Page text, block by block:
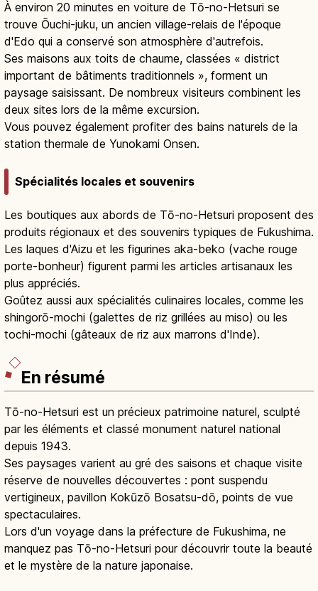
À environ 20 minutes en voiture de Tō-no-Hetsuri se
trouve Ōuchi-juku, un ancien village-relais de l'époque
d'Edo qui a conservé son atmosphère d'autrefois.
Ses maisons aux toits de chaume, classées « district
important de bâtiments traditionnels », forment un
paysage saisissant. De nombreux visiteurs combinent les
deux sites lors de la même excursion.
Vous pouvez également profiter des bains naturels de la
station thermale de Yunokami Onsen.
Spécialités locales et souvenirs
Les boutiques aux abords de Tō-no-Hetsuri proposent des
produits régionaux et des souvenirs typiques de Fukushima.
Les laques d'Aizu et les figurines aka-beko (vache rouge
porte-bonheur) figurent parmi les articles artisanaux les
plus appréciés.
Goûtez aussi aux spécialités culinaires locales, comme les
shingorō-mochi (galettes de riz grillées au miso) ou les
tochi-mochi (gâteaux de riz aux marrons d'Inde).
En résumé
Tō-no-Hetsuri est un précieux patrimoine naturel, sculpté
par les éléments et classé monument naturel national
depuis 1943.
Ses paysages varient au gré des saisons et chaque visite
réserve de nouvelles découvertes : pont suspendu
vertigineux, pavillon Kokūzō Bosatsu-dō, points de vue
spectaculaires.
Lors d'un voyage dans la préfecture de Fukushima, ne
manquez pas Tō-no-Hetsuri pour découvrir toute la beauté
et le mystère de la nature japonaise.